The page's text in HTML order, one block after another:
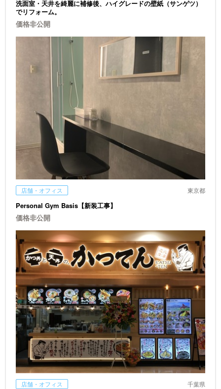
洗面室・天井を綺麗に補修後、ハイグレードの壁紙（サンゲツ）
でリフォーム。
価格非公開
店舗・オフィス 東京都
Personal Gym Basis【新装工事】
価格非公開
店舗・オフィス 千葉県